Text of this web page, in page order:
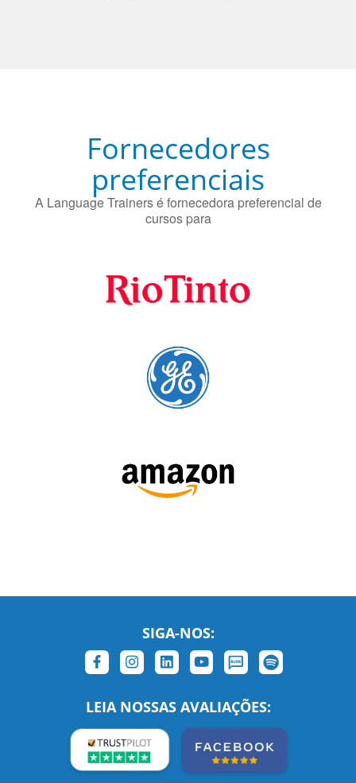
Fornecedores
preferenciais
SIGA-NOS:
LEIA NOSSAS AVALIAÇÕES: